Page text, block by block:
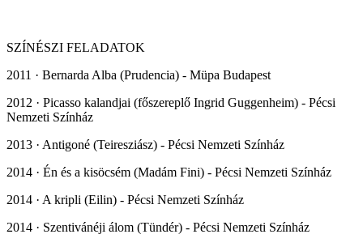
SZÍNÉSZI FELADATOK
2011 · Bernarda Alba (Prudencia) - Müpa Budapest
2012 · Picasso kalandjai (főszereplő Ingrid Guggenheim) - Pécsi
Nemzeti Színház
2013 · Antigoné (Teiresziász) - Pécsi Nemzeti Színház
2014 · Én és a kisöcsém (Madám Fini) - Pécsi Nemzeti Színház
2014 · A kripli (Eilin) - Pécsi Nemzeti Színház
2014 · Szentivánéji álom (Tündér) - Pécsi Nemzeti Színház